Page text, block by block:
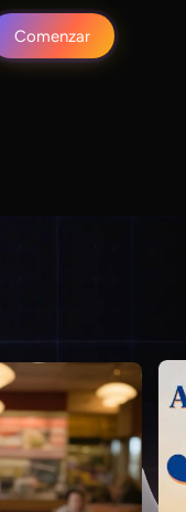
Comenzar